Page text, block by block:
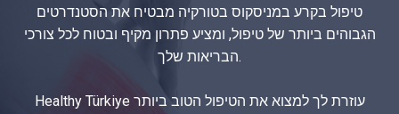
טיפול בקרע במניסקוס בטורקיה מבטיח את הסטנדרטים
הגבוהים ביותר של טיפול, ומציע פתרון מקיף ובטוח לכל צורכי
הבריאות שלך.
Healthy Türkiye עוזרת לך למצוא את הטיפול הטוב ביותר